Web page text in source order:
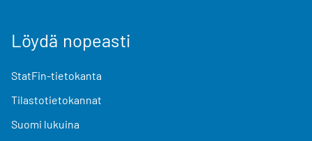
Löydä nopeasti
StatFin-tietokanta
Tilastotietokannat
Suomi lukuina